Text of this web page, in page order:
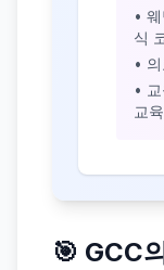
•
식
•
•
교육
🎯 GCC